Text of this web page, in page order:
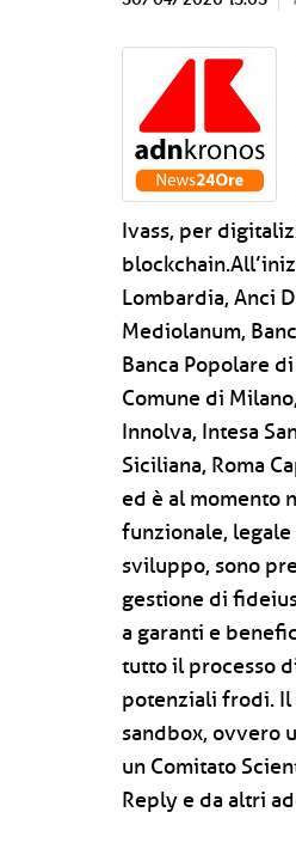
Ivass, per
Lombardia, Anci
Mediolanum,
Banca Popolare
Comune di
Innolva, Intesa
Siciliana, Roma
ed è al momento
funzionale,
sviluppo, sono
gestione di
a garanti e
tutto il processo
potenziali frodi. Il
sandbox, ovvero
un Comitato
Reply e da altri